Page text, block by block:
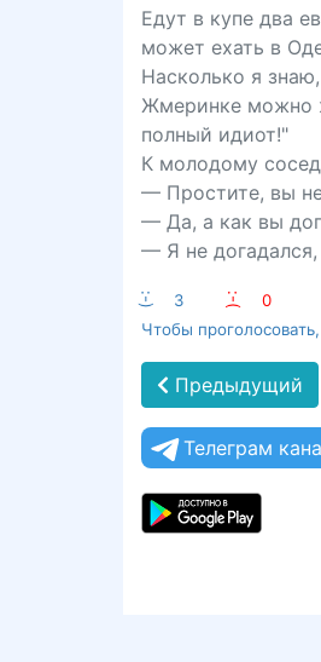
Едут в купе два
может ехать в
Насколько я
Жмеринке можно
полный идиот!"
К молодому
— Простите, вы
— Да, а как вы
— Я не
:-) 3 :-(
0
Чтобы
Предыдущий
Телеграм